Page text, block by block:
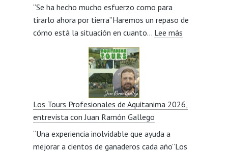
de
un
cebadero?,
entrevista
con
Javier
Lillo
“Se ha hecho mucho esfuerzo como para
tirarlo ahora por tierra”Haremos un repaso de
cómo está la situación en cuanto… Lee más:
relevo
y
Los Tours Profesionales de Aquitanima 2026,
entrevista con Juan Ramón Gallego
“Una experiencia inolvidable que ayuda a
mejorar a cientos de ganaderos cada año”Los